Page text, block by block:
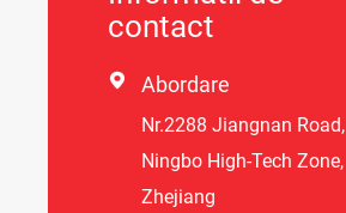
contact
 Abordare
Nr.2288 Jiangnan Road,
Ningbo High-Tech Zone,
Zhejiang